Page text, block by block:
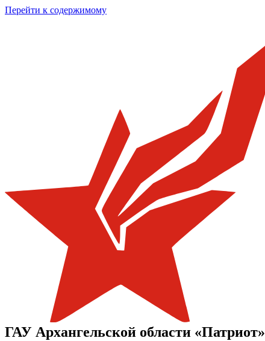
Перейти к содержимому
ГАУ Архангельской области «Патриот»